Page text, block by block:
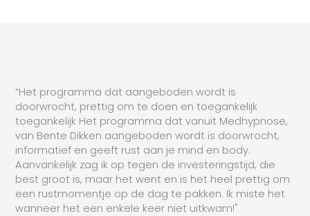
“Het programma dat aangeboden wordt is
doorwrocht, prettig om te doen en toegankelijk
toegankelijk Het programma dat vanuit Medhypnose,
van Bente Dikken aangeboden wordt is doorwrocht,
informatief en geeft rust aan je mind en body.
Aanvankelijk zag ik op tegen de investeringstijd, die
best groot is, maar het went en is het heel prettig om
een rustmomentje op de dag te pakken. Ik miste het
wanneer het een enkele keer niet uitkwam!"